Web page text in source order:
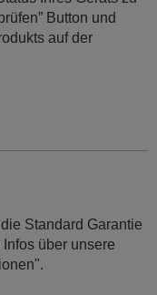
Button und
auf der
Standard Garantie
über unsere